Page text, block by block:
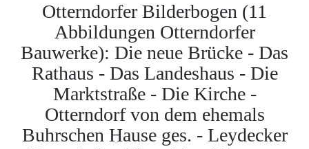
Otterndorfer Bilderbogen (11
Abbildungen Otterndorfer
Bauwerke): Die neue Brücke - Das
Rathaus - Das Landeshaus - Die
Marktstraße - Die Kirche -
Otterndorf von dem ehemals
Buhrschen Hause ges. - Leydecker